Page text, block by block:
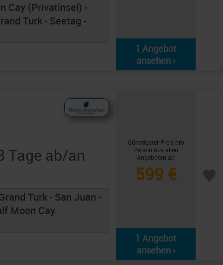
Cay (Privatinsel) -
Turk - Seetag -
1 Angebot
ansehen ›
Tage ab/an
Turk - San Juan -
Moon Cay
Günstigster Preis pro
Person aus allen
Angeboten ab
599 €
1 Angebot
ansehen ›